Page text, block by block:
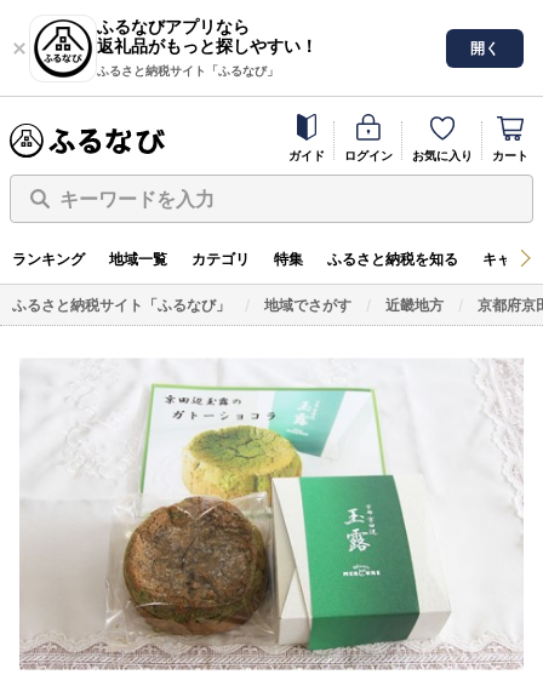
ふるなびアプリなら
返礼品がもっと探しやすい！
ふるさと納税サイト「ふるなび」
開く
ガイド ログイン お気に入り カート
キーワードを入力
ランキング 地域一覧 カテゴリ 特集 ふるさと納税を知る キャン
ふるさと納税サイト「ふるなび」 地域でさがす 近畿地方 京都府京